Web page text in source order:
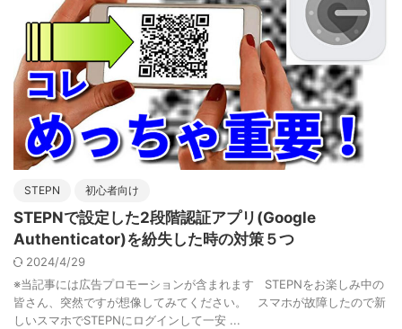
STEPN 初心者向け
STEPNで設定した2段階認証アプリ(Google
Authenticator)を紛失した時の対策５つ
2024/4/29
※当記事には広告プロモーションが含まれます STEPNをお楽しみ中の
皆さん、突然ですが想像してみてください。 スマホが故障したので新
しいスマホでSTEPNにログインして一安 ...